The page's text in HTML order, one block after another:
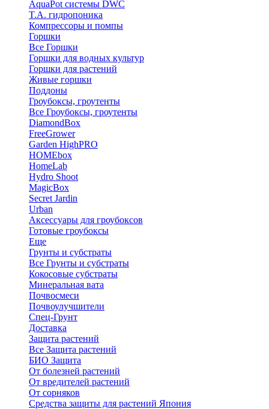
AquaPot системы DWC
T.A. гидропоника
Компрессоры и помпы
Горшки
Все Горшки
Горшки для водных культур
Горшки для растений
Живые горшки
Поддоны
Гроубоксы, гроутенты
Все Гроубоксы, гроутенты
DiamondBox
FreeGrower
Garden HighPRO
HOMEbox
HomeLab
Hydro Shoot
MagicBox
Secret Jardin
Urban
Аксессуары для гроубоксов
Готовые гроубоксы
Еще
Грунты и субстраты
Все Грунты и субстраты
Кокосовые субстраты
Минеральная вата
Почвосмеси
Почвоулучшители
Спец-Грунт
Доставка
Защита растений
Все Защита растений
БИО Защита
От болезней растений
От вредителей растений
От сорняков
Средства защиты для растений Япония